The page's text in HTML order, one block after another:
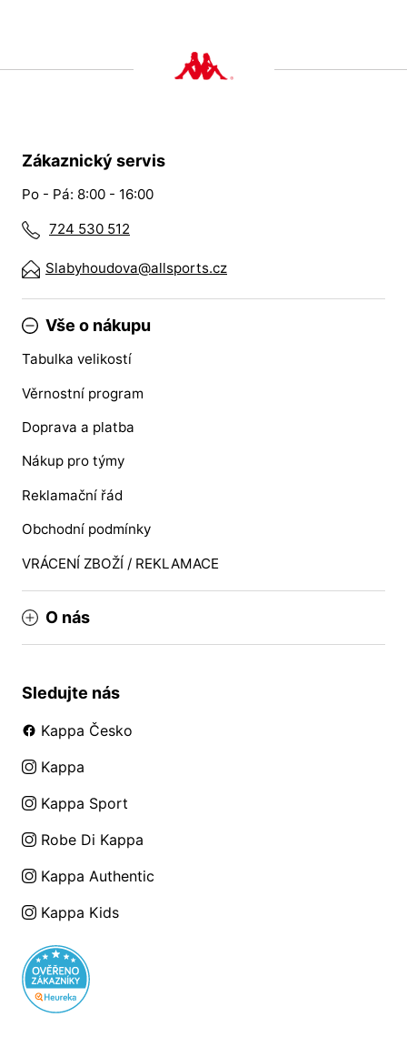
Zákaznický servis
Po - Pá: 8:00 - 16:00
724 530 512
Slabyhoudova@allsports.cz
Vše o nákupu
Tabulka velikostí
Věrnostní program
Doprava a platba
Nákup pro týmy
Reklamační řád
Obchodní podmínky
VRÁCENÍ ZBOŽÍ / REKLAMACE
O nás
Sledujte nás
Kappa Česko
Kappa
Kappa Sport
Robe Di Kappa
Kappa Authentic
Kappa Kids